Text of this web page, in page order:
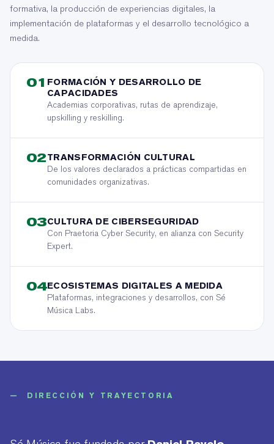
formativa, la producción de experiencias digitales, la
implementación de plataformas y el desarrollo tecnológico a
medida.
01 FORMACIÓN Y DESARROLLO DE
CAPACIDADES
Academias corporativas, rutas de aprendizaje,
upskilling y reskilling.
02TRANSFORMACIÓN CULTURAL
De los valores declarados a prácticas compartidas en
comunidades organizativas.
03CULTURA DE CIBERSEGURIDAD
Con Praetoria Cyber Security, en alianza con Security
Expert.
04ECOSISTEMAS DIGITALES A MEDIDA
Plataformas, integraciones y desarrollos, con Sé
Música Labs.
— DIRECCIÓN Y TRAYECTORIA